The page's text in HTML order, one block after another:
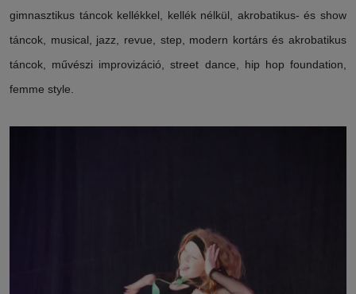
gimnasztikus táncok kellékkel, kellék nélkül, akrobatikus- és show
táncok, musical, jazz, revue, step, modern kortárs és akrobatikus
táncok, művészi improvizáció, street dance, hip hop foundation,
femme style.